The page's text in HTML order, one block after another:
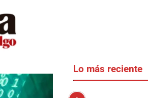
Lo más reciente